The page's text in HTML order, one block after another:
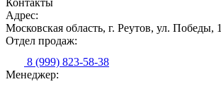
Контакты
Адрес:
Московская область, г. Реутов, ул. Победы, 1
Отдел продаж:
8 (999) 823-58-38
Менеджер: